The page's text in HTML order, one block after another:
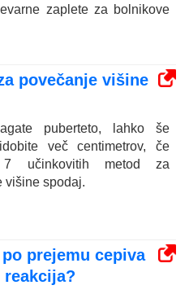
zaplete za bolnikove
povečanje višine
puberteto, lahko še
več centimetrov, če
7 učinkovitih metod za
višine spodaj.
prejemu cepiva